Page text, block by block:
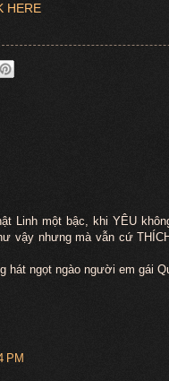
HERE
Linh một bậc, khi YÊU
vậy nhưng mà vẫn cứ
hát ngọt ngào người em gái
PM